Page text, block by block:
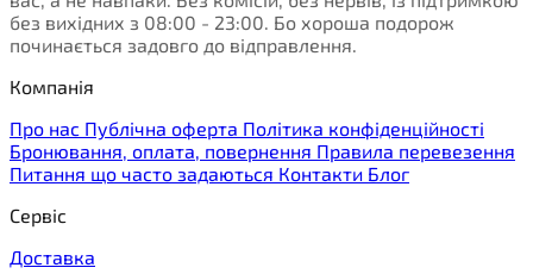
без вихідних з 08:00 - 23:00. Бо хороша подорож
починається задовго до відправлення.
Компанія
Про нас Публічна оферта Політика конфіденційності
Бронювання, оплата, повернення Правила перевезення
Питання що часто задаються Контакти Блог
Сервіс
Доставка